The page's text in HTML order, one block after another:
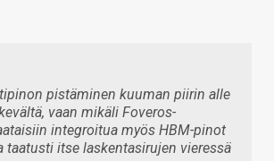
pistäminen kuuman piirin alle
vaan mikäli Foveros-
integroitua myös HBM-pinot
taatusti itse laskentasirujen vieressä